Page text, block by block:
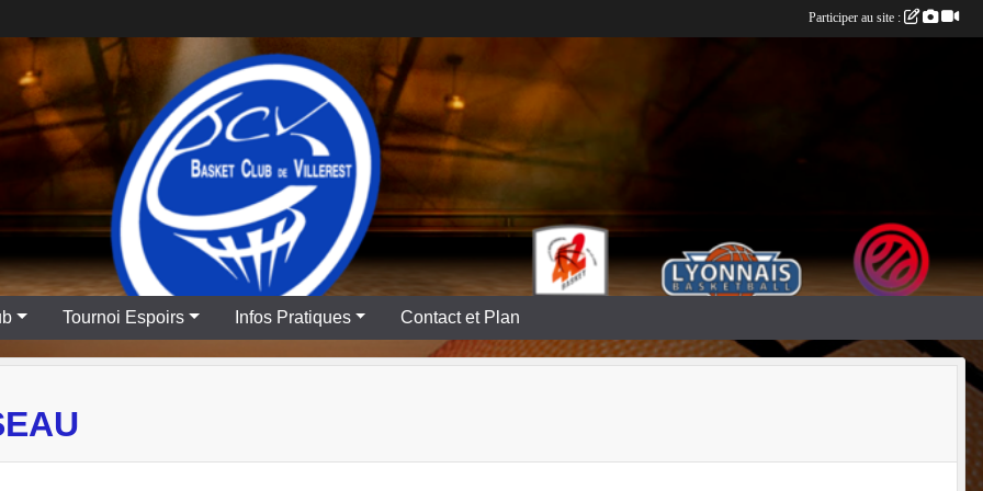
Tournoi Espoirs Infos Pratiques Contact et Plan
Participer au site :